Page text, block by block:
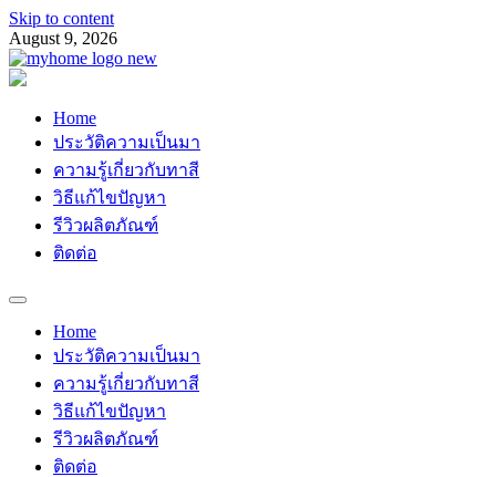
Skip to content
August 9, 2026
Home
ประวัติความเป็นมา
ความรู้เกี่ยวกับทาสี
วิธีแก้ไขปัญหา
รีวิวผลิตภัณฑ์
ติดต่อ
Home
ประวัติความเป็นมา
ความรู้เกี่ยวกับทาสี
วิธีแก้ไขปัญหา
รีวิวผลิตภัณฑ์
ติดต่อ